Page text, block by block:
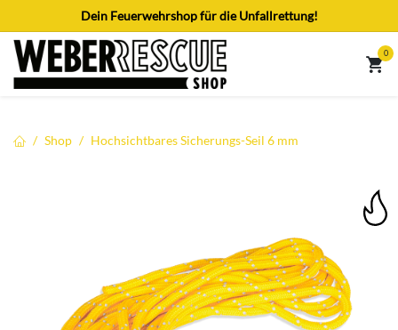
Zum Inhalt springenDein Feuerwehrshop für die Unfallrettung!
0
Shop Hochsichtbares Sicherungs-Seil 6 mm